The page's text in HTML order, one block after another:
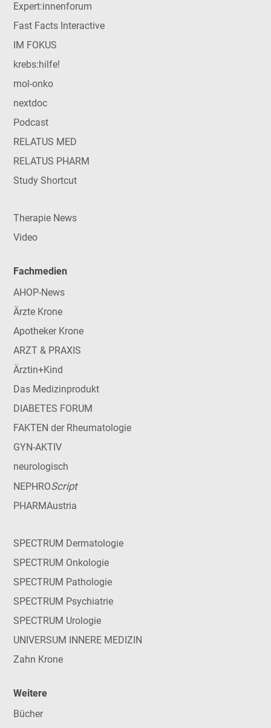
Expert:innenforum
Fast Facts Interactive
IM FOKUS
krebs:hilfe!
mol-onko
nextdoc
Podcast
RELATUS MED
RELATUS PHARM
Study Shortcut
Therapie News
Video
Fachmedien
AHOP-News
Ärzte Krone
Apotheker Krone
ARZT & PRAXIS
Ärztin+Kind
Das Medizinprodukt
DIABETES FORUM
FAKTEN der Rheumatologie
GYN-AKTIV
neurologisch
NEPHROScript
PHARMAustria
SPECTRUM Dermatologie
SPECTRUM Onkologie
SPECTRUM Pathologie
SPECTRUM Psychiatrie
SPECTRUM Urologie
UNIVERSUM INNERE MEDIZIN
Zahn Krone
Weitere
Bücher